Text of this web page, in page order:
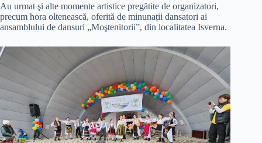
Au urmat şi alte momente artistice pregătite de organizatori,
precum hora oltenească, oferită de minunații dansatori ai
ansamblului de dansuri „Moştenitorii”, din localitatea Isverna.